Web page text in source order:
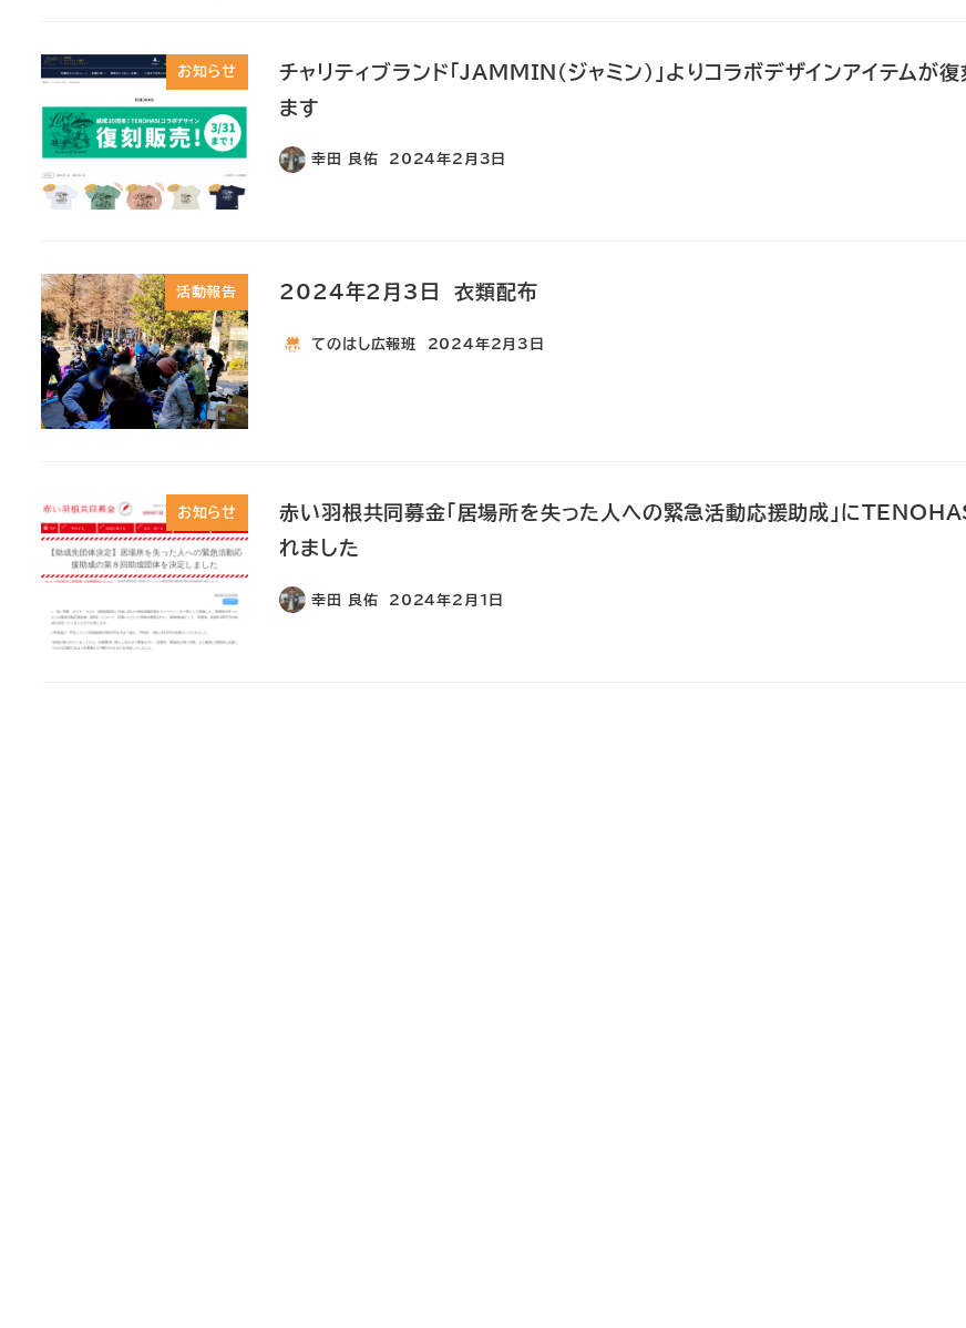
お知らせ
チャリティブランド「JAMMIN（ジャミン）」よりコラボデザインアイテムが
ます
幸田 良佑 2024年2月3日
活動報告 2024年2月3日 衣類配布
てのはし広報班 2024年2月3日
お知らせ
赤い羽根共同募金「居場所を失った人への緊急活動応援助成」に
れました
幸田 良佑 2024年2月1日